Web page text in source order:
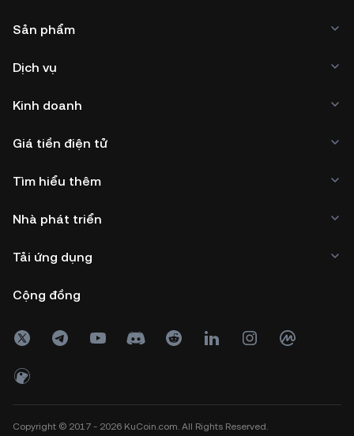
Sản phẩm
Dịch vụ
Kinh doanh
Giá tiền điện tử
Tìm hiểu thêm
Nhà phát triển
Tải ứng dụng
Cộng đồng
Copyright © 2017 - 2026 KuCoin.com. All Rights Reserved.